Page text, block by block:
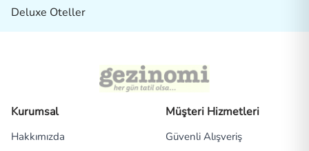
Deluxe Oteller
Kurumsal
Hakkımızda
Müşteri Hizmetleri
Güvenli Alışveriş